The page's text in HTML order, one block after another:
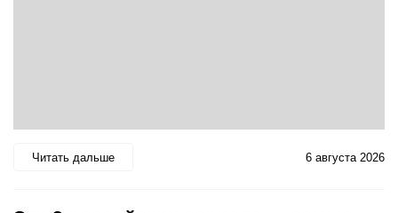
Читать дальше 6 августа 2026